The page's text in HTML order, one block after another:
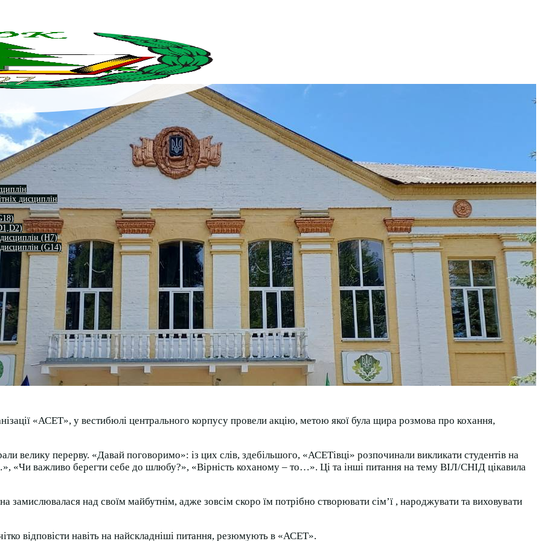
дисциплін
(H7)
(G14)
«АСЕТ», у вестибюлі центрального корпусу провели акцію, метою якої була щира розмова про кохання,
велику перерву. «Давай поговоримо»: із цих слів, здебільшого, «АСЕТівці» розпочинали викликати студентів на
«Чи важливо берегти себе до шлюбу?», «Вірність коханому – то…». Ці та інші питання на тему ВІЛ/СНІД цікавила
замислювалася над своїм майбутнім, адже зовсім скоро їм потрібно створювати сім’ї , народжувати та виховувати
відповісти навіть на найскладніші питання, резюмують в «АСЕТ».